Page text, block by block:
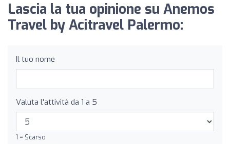
Lascia la tua opinione su Anemos
Travel by Acitravel Palermo:
Il tuo nome
Valuta l'attività da 1 a 5
1 = Scarso